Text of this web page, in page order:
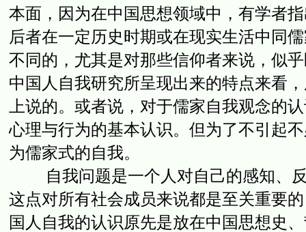
本面，因为在中国思想领域中，有学者
后者在一定历史时期或在现实生活中同
不同的，尤其是对那些信仰者来说，似
中国人自我研究所呈现出来的特点来看
上说的。或者说，对于儒家自我观念的
心理与行为的基本认识。但为了不引起
为儒家式的自我。
自我问题是一个人对自己的感知、反
这点对所有社会成员来说都是至关重要
国人自我的认识原先是放在中国思想史